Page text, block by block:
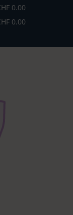
0.00
0.00